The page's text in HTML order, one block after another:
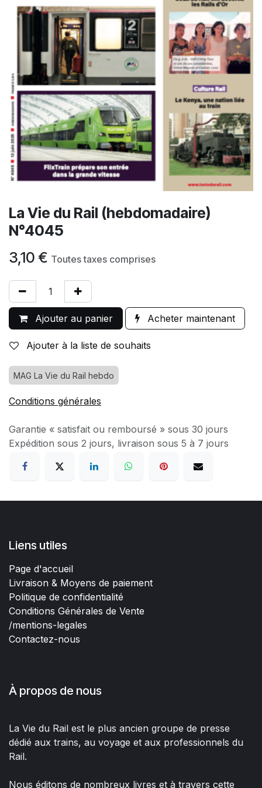
La Vie du Rail (hebdomadaire)
N°4045
3,10 € Toutes taxes comprises
Ajouter au panier Acheter maintenant
Ajouter à la liste de souhaits
MAG La Vie du Rail hebdo
Conditions générales
Garantie « satisfait ou remboursé » sous 30 jours
Expédition sous 2 jours, livraison sous 5 à 7 jours
Liens utiles
Page d'accueil
Livraison & Moyens de paiement
Politique de confidentialité
Conditions Générales de Vente
/mentions-legales
Contactez-nous
À propos de nous
La Vie du Rail est le plus ancien groupe de presse
dédié aux trains, au voyage et aux professionnels du
Rail.
Nous éditons de nombreux livres et à travers cette